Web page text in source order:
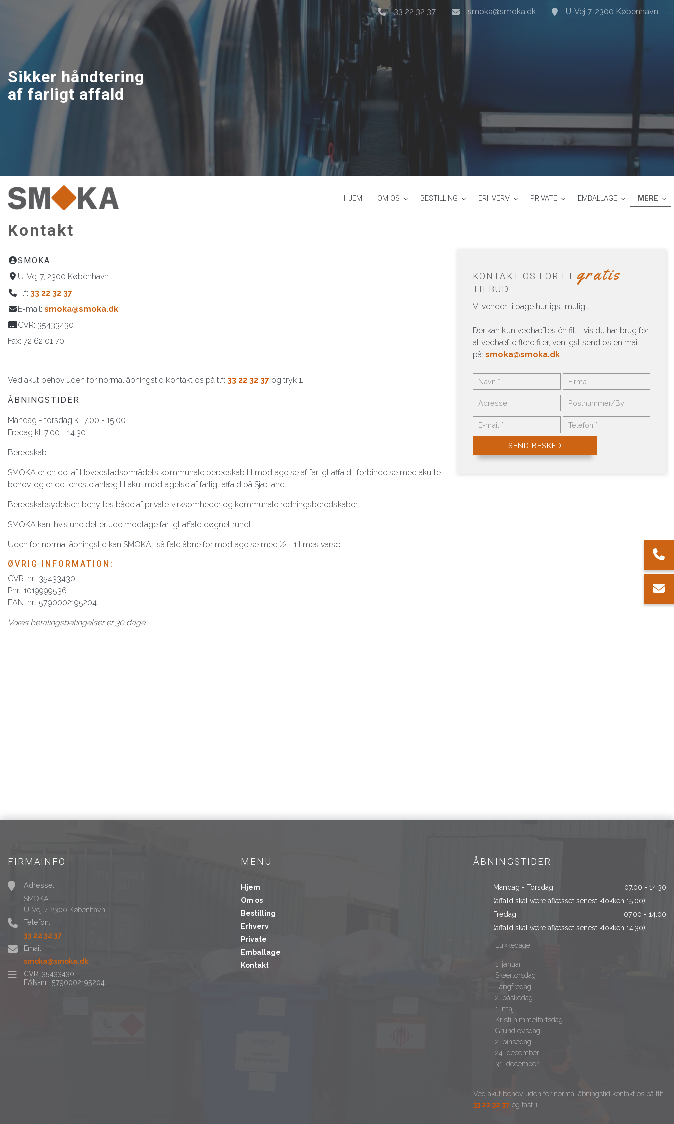
hovedindhold
33 22 32 37 smoka@smoka.dk U-Vej 7, 2300 København
Sikker håndtering
af farligt affald
HJEM OM OS BESTILLING ERHVERV​ PRIVATE EMBALLAGE MERE
Kontakt
SMOKA
U-Vej 7, 2300 København
Tlf: 33 22 32 37
E-mail: smoka@smoka.dk
CVR: 35433430
Fax: 72 62 01 70
Ved akut behov uden for normal åbningstid kontakt os på tlf: 33 22 32 37 og tryk 1.
ÅBNINGSTIDER
Mandag - torsdag kl. 7.00 - 15.00
Fredag kl. 7.00 - 14.30
Beredskab
SMOKA er en del af Hovedstadsområdets kommunale beredskab til modtagelse af farligt affald i forbindelse med akutte
behov, og er det eneste anlæg til akut modtagelse af farligt affald på Sjælland.
Beredskabsydelsen benyttes både af private virksomheder og kommunale redningsberedskaber.
SMOKA kan, hvis uheldet er ude modtage farligt affald døgnet rundt.
Uden for normal åbningstid kan SMOKA i så fald åbne for modtagelse med ½ - 1 times varsel.
ØVRIG INFORMATION:
CVR-nr.: 35433430
Pnr.: 1019999536
EAN-nr.: 5790002195204
Vores betalingsbetingelser er 30 dage.
KONTAKT OS FOR ET gratis
TILBUD
Vi vender tilbage hurtigst muligt.
Der kan kun vedhæftes én fil. Hvis du har brug for
at vedhæfte flere filer, venligst send os en mail
på: smoka@smoka.dk​
FIRMAINFO
Adresse:
SMOKA
U-Vej 7, 2300 København
Telefon:
33 22 32 37
Email:
smoka@smoka.dk
CVR: 35433430
EAN-nr.: 5790002195204
MENU
Hjem
Om os
Bestilling
Erhverv
Private
Emballage
Kontakt
ÅBNINGSTIDER
Mandag - Torsdag:
07.00 - 14.30
(affald skal være aflæsset senest klokken 15.00)
Fredag:
07.00 - 14.00
(affald skal være aflæsset senest klokken 14.30)
Lukkedage:
1. januar
Skærtorsdag
Langfredag
2. påskedag
1. maj
Kristi himmelfartsdag
Grundlovsdag
2. pinsedag
24. december
31. december
Ved akut behov uden for normal åbningstid kontakt os på tlf:
33 22 32 37 og tast 1.